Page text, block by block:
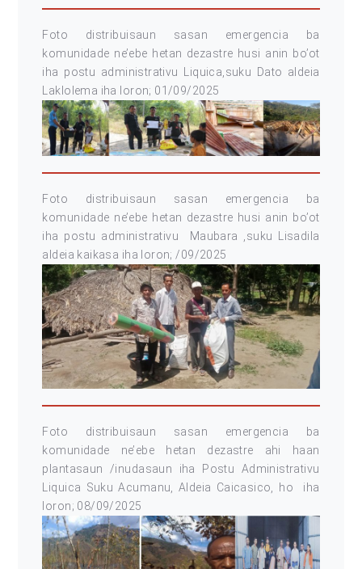
Foto distribuisaun sasan emergencia ba
komunidade ne’ebe hetan dezastre husi anin bo’ot
iha postu administrativu Liquica,suku
Dato aldeia
Laklolema iha loron; 01/09/2025
Foto distribuisaun sasan emergencia ba
komunidade ne’ebe hetan dezastre husi anin bo’ot
iha postu administrativu Maubara ,suku Lisadila
aldeia kaikasa iha loron; /09/2025
Foto distribuisaun sasan emergencia ba
komunidade ne’ebe hetan dezastre ahi haan
plantasaun /inudasaun iha Postu Administrativu
Liquica Suku Acumanu, Aldeia Caicasico, ho iha
loron; 08/09/2025